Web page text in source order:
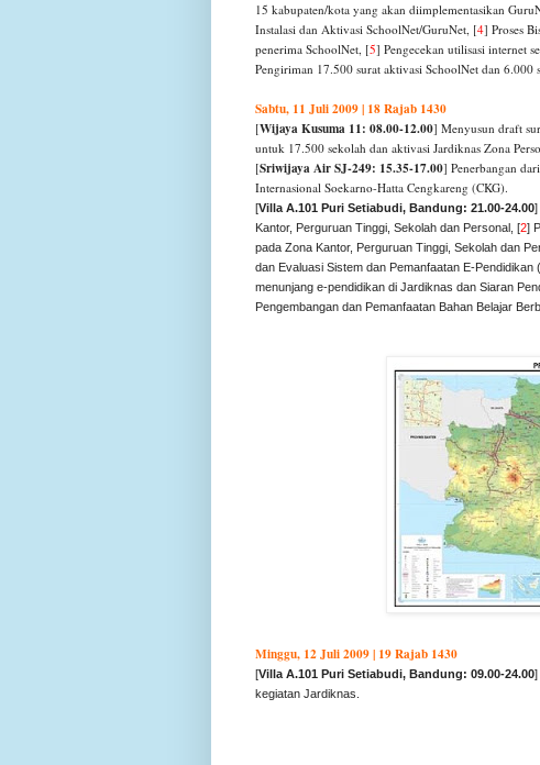
15 kabupaten/kota yang akan diimplementasikan
Instalasi dan Aktivasi SchoolNet/GuruNet, [4] Proses
penerima SchoolNet, [5] Pengecekan utilisasi internet
Pengiriman 17.500 surat aktivasi SchoolNet dan 6.000
Sabtu, 11 Juli 2009 | 18 Rajab 1430
[Wijaya Kusuma 11: 08.00-12.00] Menyusun draft
untuk 17.500 sekolah dan aktivasi Jardiknas Zona
[Sriwijaya Air SJ-249: 15.35-17.00] Penerbangan
Internasional Soekarno-Hatta Cengkareng (CKG).
[Villa A.101 Puri Setiabudi, Bandung: 21.00-24.00]
Kantor, Perguruan Tinggi, Sekolah dan Personal, [2]
pada Zona Kantor, Perguruan Tinggi, Sekolah dan
dan Evaluasi Sistem dan Pemanfaatan E-Pendidikan
menunjang e-pendidikan di Jardiknas dan Siaran
Pengembangan dan Pemanfaatan Bahan Belajar
Minggu, 12 Juli 2009 | 19 Rajab 1430
[Villa A.101 Puri Setiabudi, Bandung: 09.00-24.00]
kegiatan Jardiknas.